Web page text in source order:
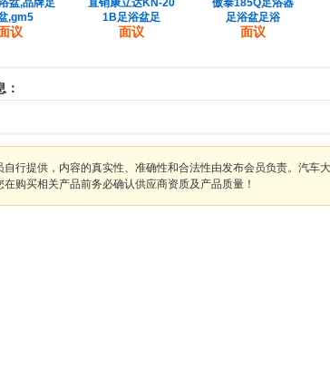
盆,品牌足
,gm5
议
直销康立达KN-20
1B足浴盆足
面议
傲泰185Q足浴器
足浴盆足浴
面议
行提供，内容的真实性、准确性和合法性由发布会员负责。汽车
购买相关产品前务必确认供应商资质及产品质量！